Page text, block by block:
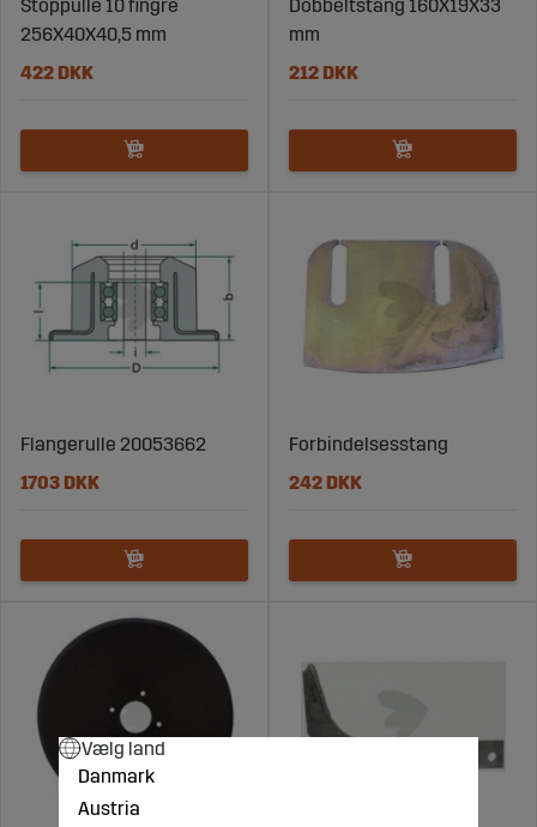
Stoppulle 10 fingre
256X40X40,5 mm
422 DKK
Dobbeltstang 160X19X33
mm
212 DKK
Flangerulle 20053662
1703 DKK
Forbindelsesstang
242 DKK
Vælg land
Danmark
Austria